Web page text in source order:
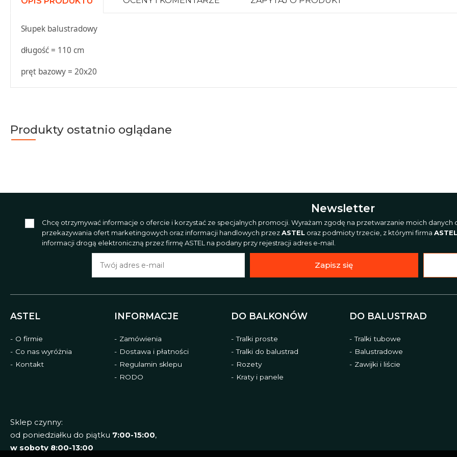
Słupek balustradowy
długość = 110 cm
pręt bazowy = 20x20
Produkty ostatnio oglądane
ASTEL
O firmie
Co nas wyróżnia
Kontakt
INFORMACJE
Zamówienia
Dostawa i płatności
Regulamin sklepu
RODO
DO BALKONÓW
Tralki proste
Tralki do balustrad
Rozety
Kraty i panele
DO BALUSTRAD
Tralki tubowe
Balustradowe
Zawijki i liście
Sklep czynny:
od poniedziałku do piątku 7:00-15:00,
w soboty 8:00-13:00
Newsletter
Chcę otrzymywać informacje o ofercie i korzystać ze specjalnych promocji. Wyrażam zgodę na przetwarzanie moich
przekazywania ofert marketingowych oraz informacji handlowych przezASTEL oraz podmioty trzecie, z którymi firma ASTEL
informacji drogą elektroniczną przez firmę ASTEL na podany przy rejestracji adres e-mail.
Zapisz się